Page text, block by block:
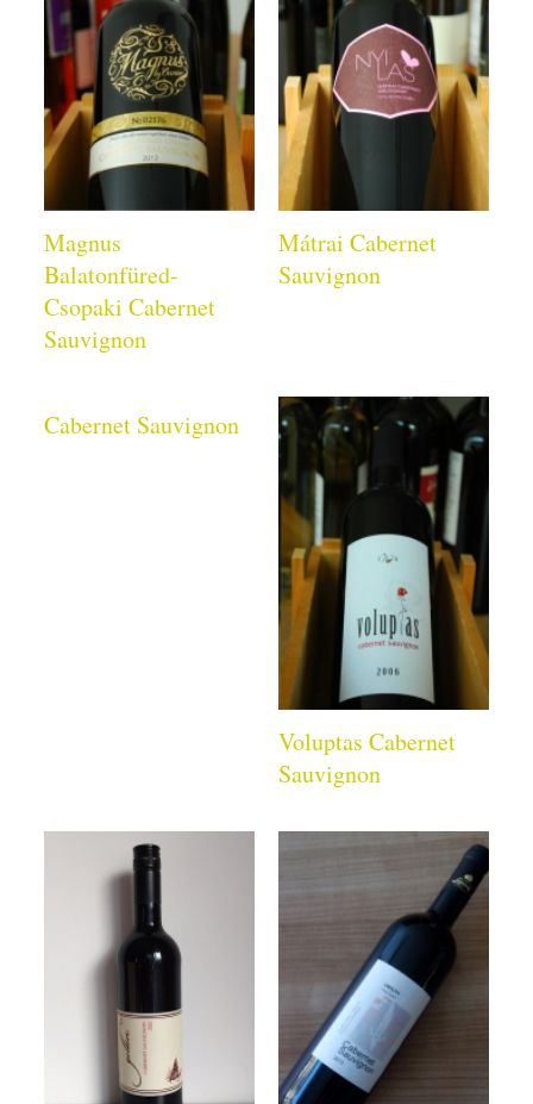
Magnus
Balatonfüred-
Csopaki Cabernet
Sauvignon
Mátrai Cabernet
Sauvignon
Cabernet Sauvignon
Voluptas Cabernet
Sauvignon